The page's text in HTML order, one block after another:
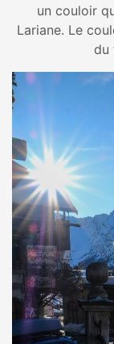
un couloir
Lariane. Le
du